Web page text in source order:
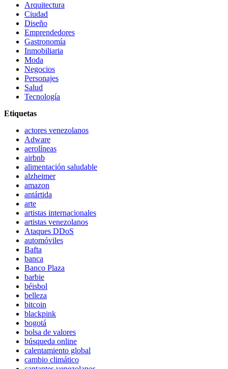
Arquitectura
Ciudad
Diseño
Emprendedores
Gastronomía
Inmobiliaria
Moda
Negocios
Personajes
Salud
Tecnología
Etiquetas
actores venezolanos
Adware
aerolíneas
airbnb
alimentación saludable
alzheimer
amazon
antártida
arte
artistas internacionales
artistas venezolanos
Ataques DDoS
automóviles
Bafta
banca
Banco Plaza
barbie
béisbol
belleza
bitcoin
blackpink
bogotá
bolsa de valores
búsqueda online
calentamiento global
cambio climático